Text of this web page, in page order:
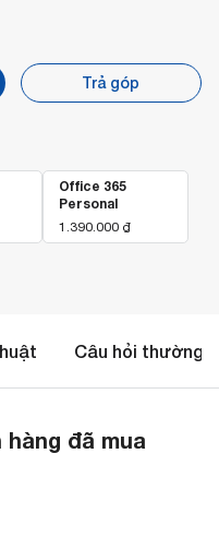
Trả góp
Office 365
Personal
1.390.000 ₫
Câu hỏi thường
đã mua